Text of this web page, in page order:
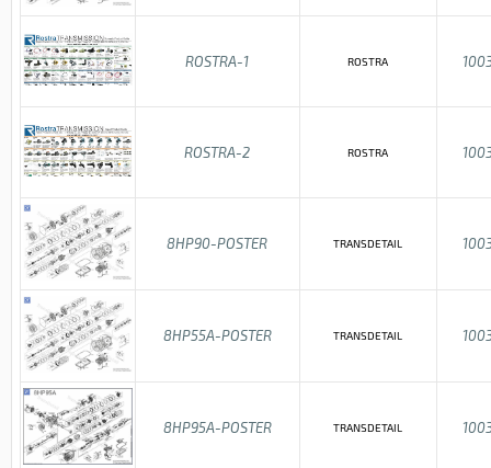
ROSTRA-1 ROSTRA
ROSTRA-2 ROSTRA
8HP90-POSTER TRANSDETAIL
8HP55A-POSTER TRANSDETAIL
8HP95A-POSTER TRANSDETAIL